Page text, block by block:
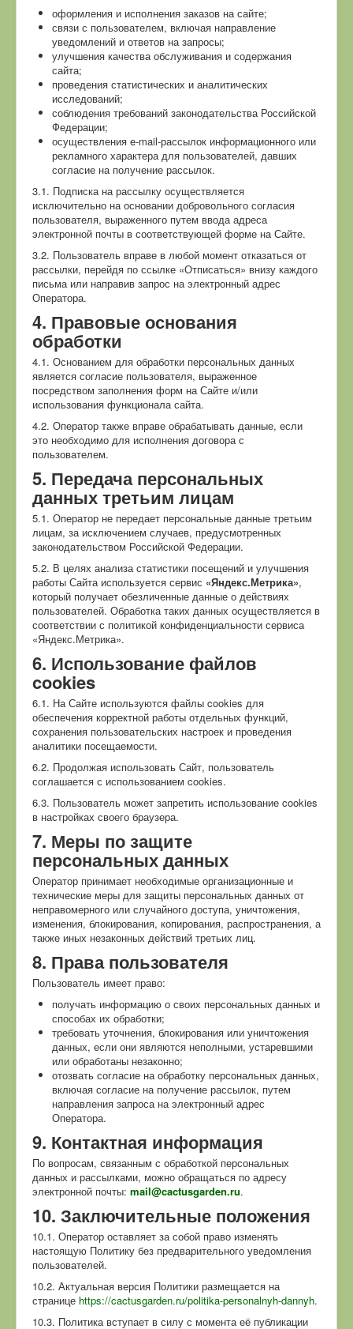
оформления и исполнения заказов на сайте;
связи с пользователем, включая направление
уведомлений и ответов на запросы;
улучшения качества обслуживания и содержания
сайта;
проведения статистических и аналитических
исследований;
соблюдения требований законодательства Российской
Федерации;
осуществления e-mail-рассылок информационного или
рекламного характера для пользователей, давших
согласие на получение рассылок.
3.1. Подписка на рассылку осуществляется
исключительно на основании добровольного согласия
пользователя, выраженного путем ввода адреса
электронной почты в соответствующей форме на Сайте.
3.2. Пользователь вправе в любой момент отказаться от
рассылки, перейдя по ссылке «Отписаться» внизу каждого
письма или направив запрос на электронный адрес
Оператора.
4. Правовые основания
обработки
4.1. Основанием для обработки персональных данных
является согласие пользователя, выраженное
посредством заполнения форм на Сайте и/или
использования функционала сайта.
4.2. Оператор также вправе обрабатывать данные, если
это необходимо для исполнения договора с
пользователем.
5. Передача персональных
данных третьим лицам
5.1. Оператор не передает персональные данные третьим
лицам, за исключением случаев, предусмотренных
законодательством Российской Федерации.
5.2. В целях анализа статистики посещений и улучшения
работы Сайта используется сервис «Яндекс.Метрика»,
который получает обезличенные данные о действиях
пользователей. Обработка таких данных осуществляется в
соответствии с политикой конфиденциальности сервиса
«Яндекс.Метрика».
6. Использование файлов
cookies
6.1. На Сайте используются файлы cookies для
обеспечения корректной работы отдельных функций,
сохранения пользовательских настроек и проведения
аналитики посещаемости.
6.2. Продолжая использовать Сайт, пользователь
соглашается с использованием cookies.
6.3. Пользователь может запретить использование cookies
в настройках своего браузера.
7. Меры по защите
персональных данных
Оператор принимает необходимые организационные и
технические меры для защиты персональных данных от
неправомерного или случайного доступа, уничтожения,
изменения, блокирования, копирования, распространения, а
также иных незаконных действий третьих лиц.
8. Права пользователя
Пользователь имеет право:
получать информацию о своих персональных данных и
способах их обработки;
требовать уточнения, блокирования или уничтожения
данных, если они являются неполными, устаревшими
или обработаны незаконно;
отозвать согласие на обработку персональных данных,
включая согласие на получение рассылок, путем
направления запроса на электронный адрес
Оператора.
9. Контактная информация
По вопросам, связанным с обработкой персональных
данных и рассылками, можно обращаться по адресу
электронной почты: mail@cactusgarden.ru.
10. Заключительные положения
10.1. Оператор оставляет за собой право изменять
настоящую Политику без предварительного уведомления
пользователей.
10.2. Актуальная версия Политики размещается на
странице https://cactusgarden.ru/politika-personalnyh-dannyh.
10.3. Политика вступает в силу с момента её публикации